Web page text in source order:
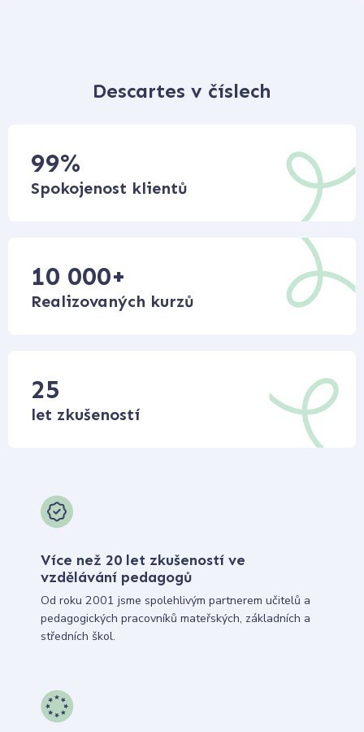
Descartes v číslech
99%
Spokojenost klientů
10 000+
Realizovaných kurzů
25
let zkušeností
Více než 20 let zkušeností ve
vzdělávání pedagogů
Od roku 2001 jsme spolehlivým partnerem učitelů a
pedagogických pracovníků mateřských, základních a
středních škol.